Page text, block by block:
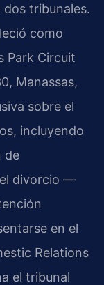
tribunales.
como
Park Circuit
Manassas,
sobre el
incluyendo
de
divorcio —
en el
Relations
el tribunal